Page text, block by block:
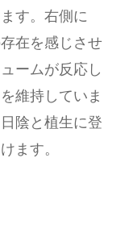
す。右側に
在を感じさせ
ームが反応し
維持していま
陰と植生に登
ます。